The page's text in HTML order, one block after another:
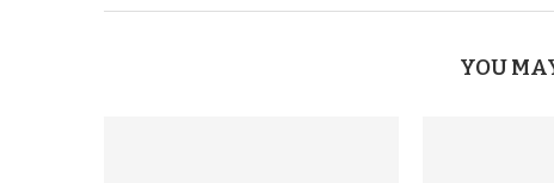
YOU